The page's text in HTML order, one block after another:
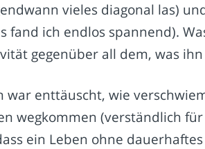
vieles diagonal las)
fand ich endlos spannend).
gegenüber all dem, was
war enttäuscht, wie
wegkommen (verständlich
ein Leben ohne